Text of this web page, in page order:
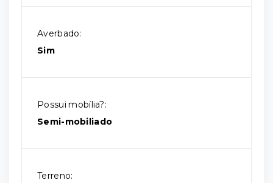
Averbado:
Sim
Possui mobília?:
Semi-mobiliado
Terreno: